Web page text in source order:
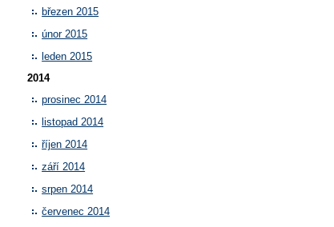
březen 2015
únor 2015
leden 2015
2014
prosinec 2014
listopad 2014
říjen 2014
září 2014
srpen 2014
červenec 2014